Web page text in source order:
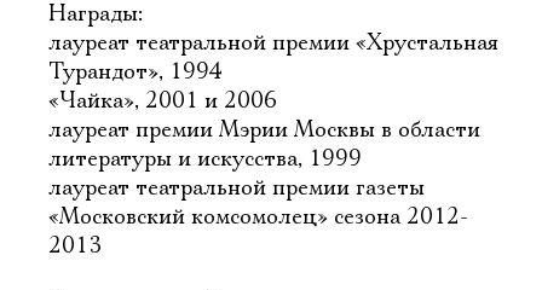
Награды:
лауреат театральной премии «Хрустальная
Турандот», 1994
«Чайка», 2001 и 2006
лауреат премии Мэрии Москвы в области
литературы и искусства, 1999
лауреат театральной премии газеты
«Московский комсомолец» сезона 2012-
2013